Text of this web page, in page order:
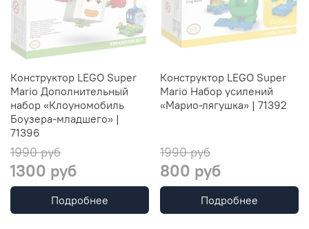
Конструктор LEGO Super
Mario Дополнительный
набор «Клоуномобиль
Боузера-младшего» |
71396
1990 руб
1300 руб
Подробнее
Конструктор LEGO Super
Mario Набор усилений
«Марио-лягушка» | 71392
1990 руб
800 руб
Подробнее